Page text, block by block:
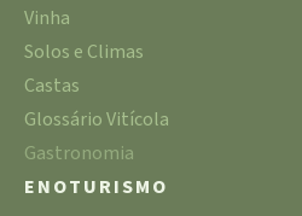
Vinha
Solos e Climas
Castas
Glossário Vitícola
Gastronomia
ENOTURISMO